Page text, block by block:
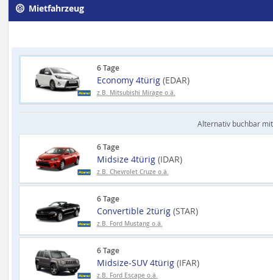
Mietfahrzeug
6 Tage
Economy 4türig (EDAR)
z.B. Mitsubishi Mirage o.ä.
Alternativ buchbar mit
6 Tage
Midsize 4türig (IDAR)
z.B. Chevrolet Cruze o.ä.
6 Tage
Convertible 2türig (STAR)
z.B. Ford Mustang o.ä.
6 Tage
Midsize-SUV 4türig (IFAR)
z.B. Ford Escape o.ä.